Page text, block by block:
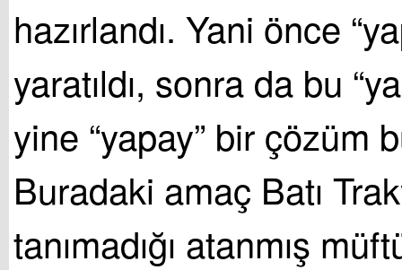
hazırlandı. Yani önce
yaratıldı, sonra da bu
yine “yapay” bir çözüm
Buradaki amaç Batı
tanımadığı atanmış